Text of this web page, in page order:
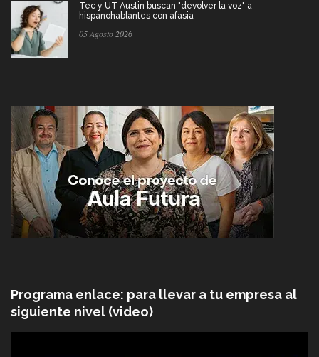
Tec y UT Austin buscan "devolver la voz" a
hispanohablantes con afasia
05 Agosto 2026
Programa enlace: para llevar a tu empresa al
siguiente nivel (video)